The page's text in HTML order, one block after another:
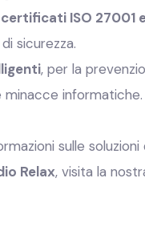
ISO 27001 e
sicurezza.
, per la
minacce informatiche.
sulle soluzioni
Relax, visita la